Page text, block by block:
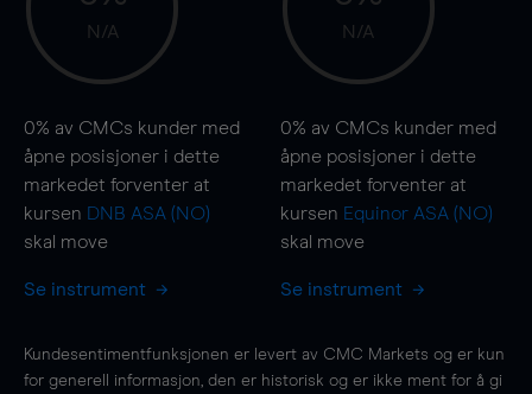
N/A
0% av CMCs kunder med
åpne posisjoner i dette
markedet forventer at
kursen DNB ASA (NO)
skal move
Se instrument
N/A
0% av CMCs kunder med
åpne posisjoner i dette
markedet forventer at
kursen Equinor ASA (NO)
skal move
Se instrument
Kundesentimentfunksjonen er levert av CMC Markets og er kun
for generell informasjon, den er historisk og er ikke ment for å gi